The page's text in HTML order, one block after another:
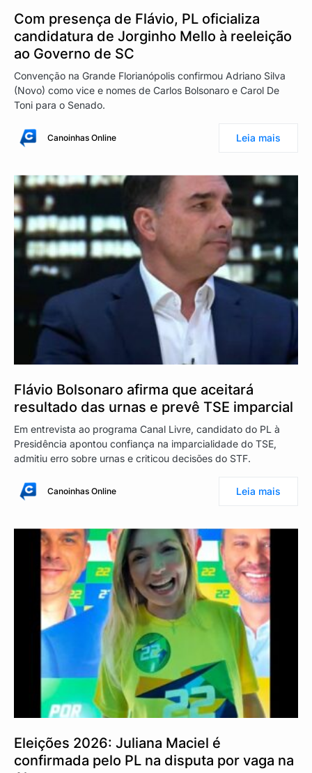
Com presença de Flávio, PL oficializa
candidatura de Jorginho Mello à reeleição
ao Governo de SC
Convenção na Grande Florianópolis confirmou Adriano Silva
(Novo) como vice e nomes de Carlos Bolsonaro e Carol De
Toni para o Senado.
Canoinhas Online Leia mais
Flávio Bolsonaro afirma que aceitará
resultado das urnas e prevê TSE imparcial
Em entrevista ao programa Canal Livre, candidato do PL à
Presidência apontou confiança na imparcialidade do TSE,
admitiu erro sobre urnas e criticou decisões do STF.
Canoinhas Online Leia mais
Eleições 2026: Juliana Maciel é
confirmada pelo PL na disputa por vaga na